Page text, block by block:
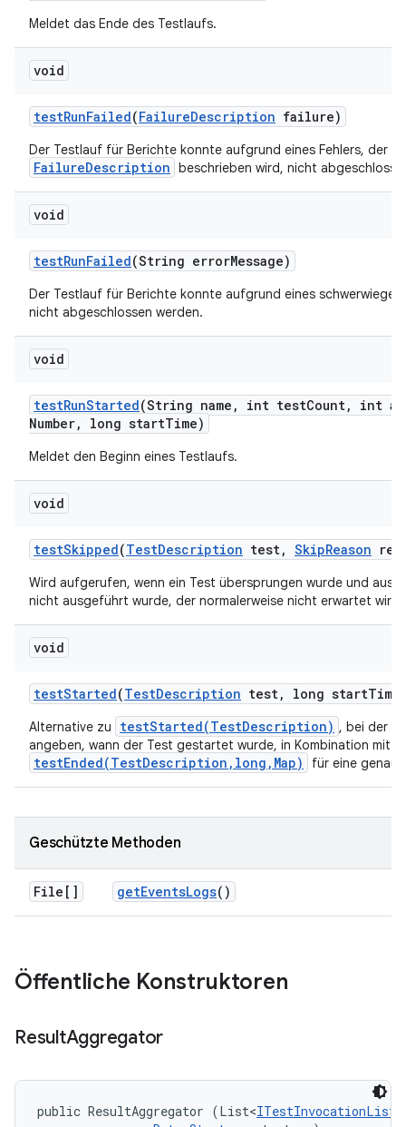
Meldet das Ende des Testlaufs.
void
testRunFailed(FailureDescription failure)
Der Testlauf für Berichte konnte aufgrund eines Fehlers, der
FailureDescription beschrieben wird, nicht
void
testRunFailed(String errorMessage)
Der Testlauf für Berichte konnte aufgrund eines
nicht abgeschlossen werden.
void
testRunStarted(String name , int testCount,
int
Number, long startTime)
Meldet den Beginn eines Testlaufs.
void
testSkipped(TestDescription test, SkipReason
Wird aufgerufen, wenn ein Test übersprungen wurde und aus
nicht ausgeführt wurde, der normalerweise nicht erwartet wird.
void
testStarted(TestDescription test, long start
Alternative zu testStarted(TestDescription) , bei der
angeben, wann der Test gestartet wurde, in Kombination mit
testEnded(TestDescription,long,Map) für eine
Geschützte Methoden
File[] getEventsLogs()
Öffentliche Konstruktoren
ResultAggregator
public ResultAggregator (List<